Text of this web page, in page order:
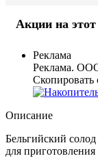
Акции на
Реклама
Реклама.
Скопировать
Описание
Бельгийский
для